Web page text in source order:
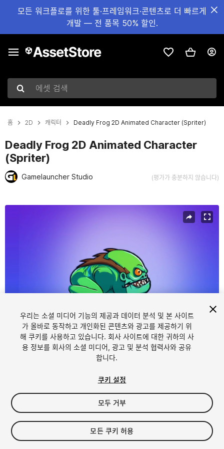
모든 워크플로를 위한 툴·프레임워크·콘텐츠로 더 빠르게
개발 — 전 품목 50% 할인.
에셋 검색
홈 2D 캐릭터 Deadly Frog 2D Animated Character (Spriter)
Deadly Frog 2D Animated Character
(Spriter)
Gamelauncher Studio (평가가 충분하지 않습니다)
1/ 4
$8
세금/부가세는 결제 시 반영됩니다.
우리는 소셜 미디어 기능의 제공과 데이터 분석 및 본 사이트
가 올바로 동작하고 개인화된 콘텐츠와 광고를 제공하기 위
해 쿠키를 사용하고 있습니다. 회사 사이트에 대한 귀하의 사
용 정보를 회사의 소셜 미디어, 광고 및 분석 협력사와 공유
합니다.
쿠키 설정
모두 거부
모든 쿠키 허용